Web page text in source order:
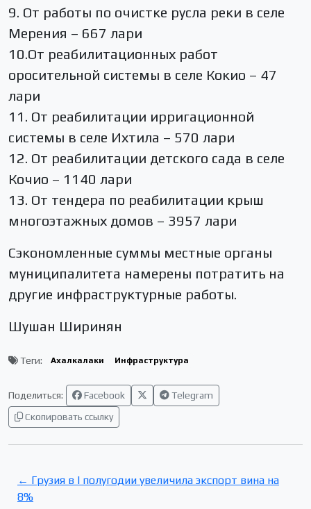
9. От работы по очистке русла реки в селе
Мерения – 667 лари
10.От реабилитационных работ
оросительной системы в селе Кокио – 47
лари
11. От реабилитации ирригационной
системы в селе Ихтила – 570 лари
12. От реабилитации детского сада в селе
Кочио – 1140 лари
13. От тендера по реабилитации крыш
многоэтажных домов – 3957 лари
Сэкономленные суммы местные органы
муниципалитета намерены потратить на
другие инфраструктурные работы.
Шушан Ширинян
Теги: Ахалкалаки Инфраструктура
Поделиться: Facebook
Telegram
Скопировать ссылку
← Грузия в I полугодии увеличила экспорт вина на
8%